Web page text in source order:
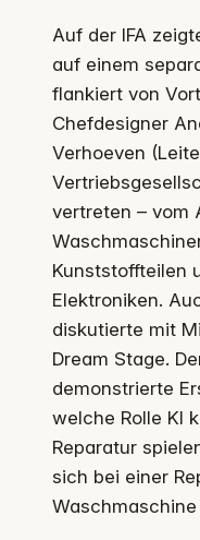
Auf der IFA
auf einem
flankiert von
Chefdesigner
Verhoeven
vertreten – vom
Kunststoffteilen
Elektroniken.
diskutierte mit
Dream Stage.
demonstrierte
welche Rolle KI
Reparatur
sich bei einer